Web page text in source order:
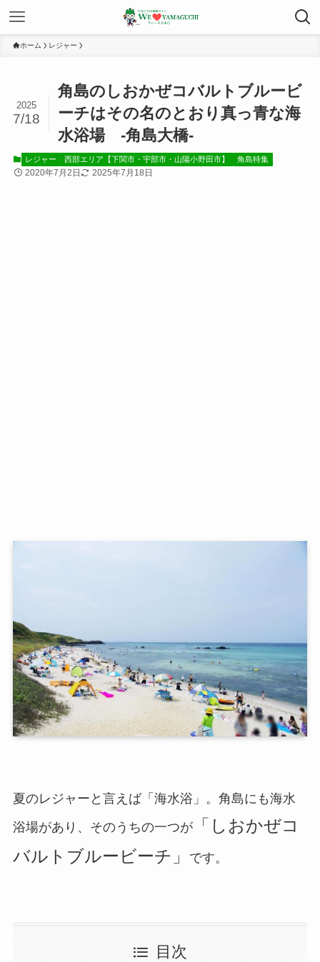
ホーム レジャー
角島のしおかぜコバルトブルービ
ーチはその名のとおり真っ青な海
水浴場 -角島大橋-
2025
7/18
レジャー 西部エリア【下関市・宇部市・山陽小野田市】 角島特集
2020年7月2日 2025年7月18日
夏のレジャーと言えば「海水浴」。角島にも海水
浴場があり、そのうちの一つが「しおかぜコ
バルトブルービーチ」
です。
目次